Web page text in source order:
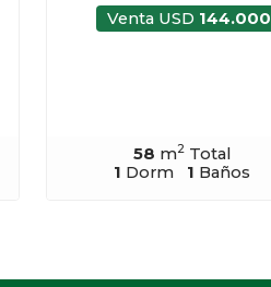
Venta USD 144.000
58 m2 Total
1 Dorm 1 Baños